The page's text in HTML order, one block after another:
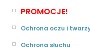
PROMOCJE!
Ochrona oczu i
Ochrona słuchu